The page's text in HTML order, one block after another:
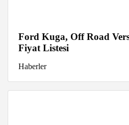
Ford Kuga, Off Road
Fiyat Listesi
Haberler